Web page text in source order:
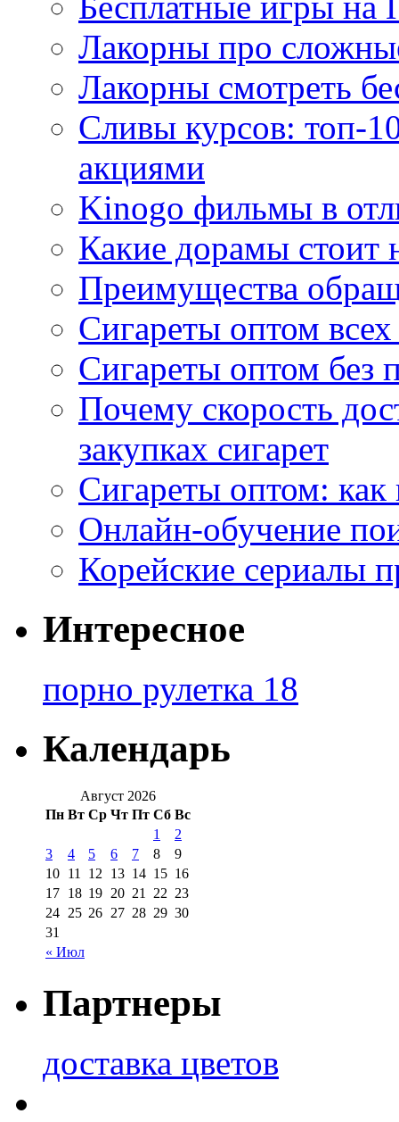
Лакорны про
Лакорны смотреть
Сливы курсов: топ-
акциями
Kinogo фильмы в
Какие дорамы стоит
Преимущества
Сигареты оптом
Сигареты оптом без
Почему скорость
закупках сигарет
Сигареты оптом:
Онлайн-обучение
Корейские сериалы
Интересное
порно рулетка 18
Календарь
Август 2026
Пн Вт Ср Чт Пт Сб Вс
« Июл
1
2
3
4 5 6 7 8
9
10 11 12 13 14 15 16
17 18 19 20 21 22 23
24 25 26 27 28 29 30
31
Партнеры
доставка цветов